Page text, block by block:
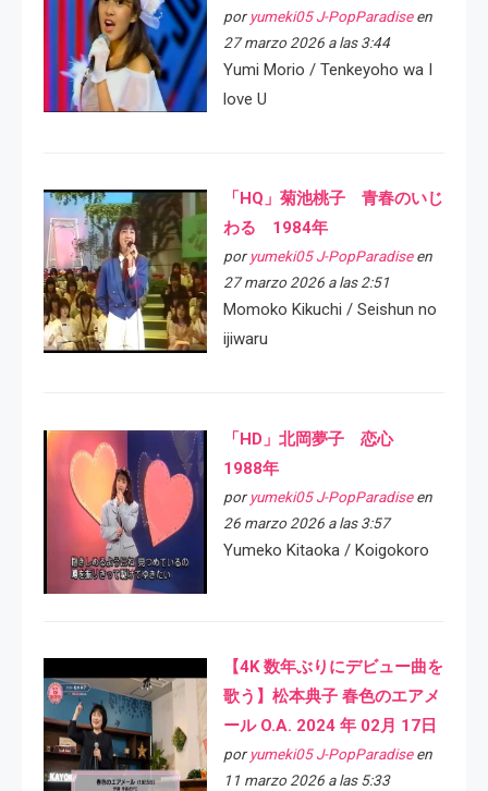
por yumeki05 J-PopParadiseen
27 marzo 2026 a las 3:44
Yumi Morio / Tenkeyoho wa I
love U
「HQ」菊池桃子 青春のいじ
わる 1984年
por yumeki05 J-PopParadiseen
27 marzo 2026 a las 2:51
Momoko Kikuchi / Seishun no
ijiwaru
「HD」北岡夢子 恋心
1988年
por yumeki05 J-PopParadiseen
26 marzo 2026 a las 3:57
Yumeko Kitaoka / Koigokoro
【4K 数年ぶりにデビュー曲を
歌う】松本典子 春色のエアメ
ール O.A. 2024 年 02月 17日
por yumeki05 J-PopParadiseen
11 marzo 2026 a las 5:33